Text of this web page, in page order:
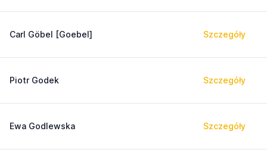
Carl Göbel [Goebel] Szczegóły
Piotr Godek Szczegóły
Ewa Godlewska Szczegóły